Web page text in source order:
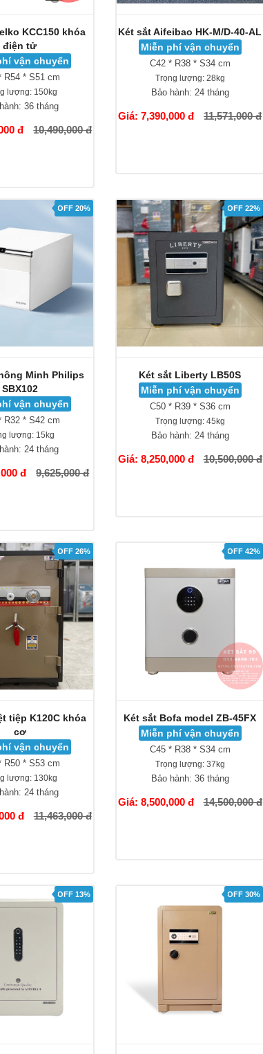
KCC150 khóa
điện tử
vận chuyển
R54 * S51 cm
lượng:150kg
36 tháng
đ 10,490,000 đ
Két sắt Aifeibao HK-M/D-40-AL
Miễn phí vận chuyển
C42 * R38 * S34 cm
Trọng lượng:28kg
Bảo hành: 24 tháng
Giá: 7,390,000 đ 11,571,000 đ
OFF 20%
Minh Philips
SBX102
vận chuyển
R32 * S42 cm
lượng: 15kg
24 tháng
đ 9,625,000 đ
OFF 22%
Két sắt Liberty LB50S
Miễn phí vận chuyển
C50 * R39 * S36 cm
Trọng lượng:45kg
Bảo hành: 24 tháng
Giá: 8,250,000 đ 10,500,000 đ
OFF 26%
tiệp K120C khóa
cơ
vận chuyển
R50 * S53 cm
lượng:130kg
24 tháng
đ 11,463,000 đ
OFF 42%
Két sắt Bofa model ZB-45FX
Miễn phí vận chuyển
C45 * R38 * S34 cm
Trọng lượng:37kg
Bảo hành: 36 tháng
Giá: 8,500,000 đ 14,500,000 đ
OFF 13% OFF 30%